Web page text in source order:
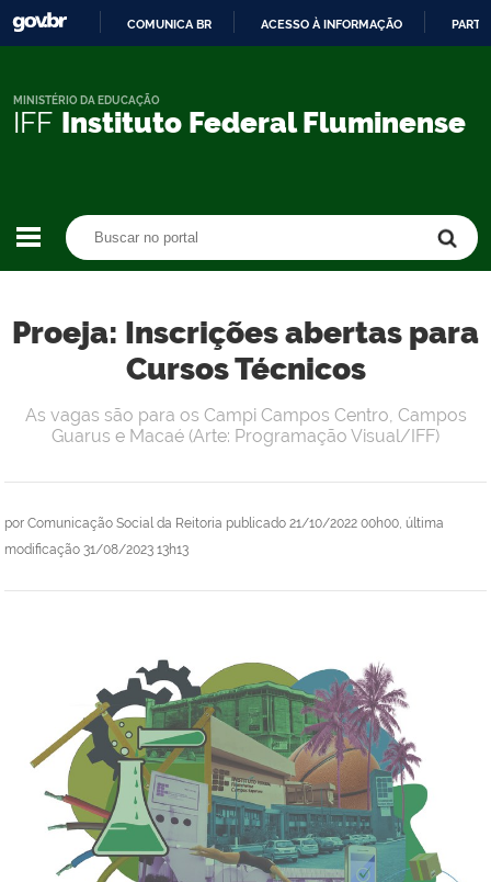
CONTEÚDO
COMUNICA BR ACESSO À INFORMAÇÃO
IFF Instituto Federal Fluminense
MINISTÉRIO DA EDUCAÇÃO
Proeja: Inscrições abertas para
Cursos Técnicos
por Comunicação Social da Reitoria publicado 21/10/2022 00h00, última
modificação 31/08/2023 13h13
As vagas são para os Campi Campos Centro, Campos
Guarus e Macaé (Arte: Programação Visual/IFF)